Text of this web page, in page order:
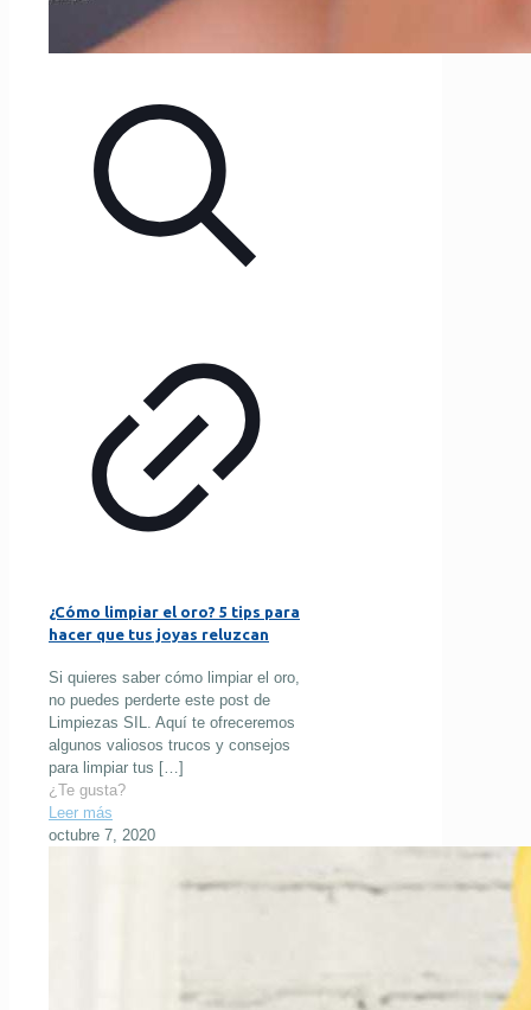
¿Cómo limpiar el oro? 5 tips para
hacer que tus joyas reluzcan
Si quieres saber cómo limpiar el oro,
no puedes perderte este post de
Limpiezas SIL. Aquí te ofreceremos
algunos valiosos trucos y consejos
para limpiar tus […]
¿Te gusta?
Leer más
octubre 7, 2020